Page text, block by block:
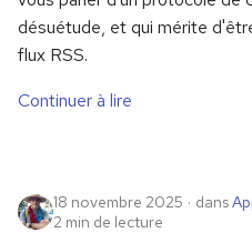
désuétude, et qui mérite
flux RSS.
Continuer à lire
18 novembre 2025 dans
2 min de lecture